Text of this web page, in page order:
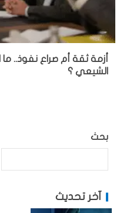
أزمة ثقة أم صراع نفوذ..
الشيعي ؟
بحث
آخر تحديث